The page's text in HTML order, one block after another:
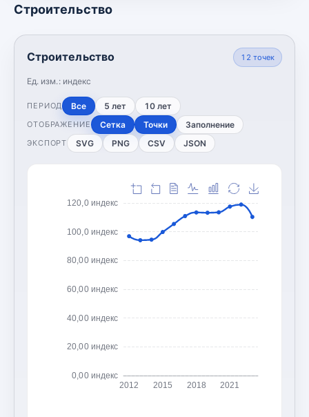
Строительство
Строительство
Ед. изм.: индекс
12 точек
ПЕРИОД Все 5 лет 10 лет
ОТОБРАЖЕНИЕ Сетка Точки Заполнение
ЭКСПОРТ SVG PNG CSV JSON
0,00 индекс
20,00 индекс
40,00 индекс
60,00 индекс
80,00 индекс
100,0 индекс
120,0 индекс
2012 2015 2018 2021